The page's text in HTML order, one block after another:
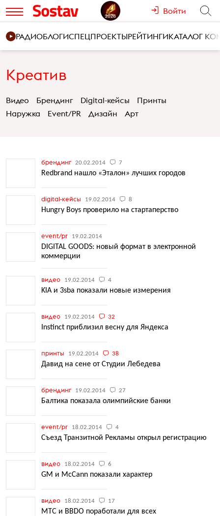
Войти
РАДИОБЛОГИСПЕЦПРОЕКТЫРЕЙТИНГИКАТАЛОГ
Креатив
Видео Брендинг Digital-кейсы
Принты
Наружка
Event/PR Дизайн Арт
брендинг 20.02.2014 7
Redbrand нашло «Эталон» лучших городов
digital-кейсы 19.02.2014 8
Hungry Boys проверило на стартаперство
event/pr 19.02.2014
DIGITAL GOODS: новый формат в электронной
коммерции
видео 19.02.2014 4
KIA и 3sba показали новые измерения
видео 19.02.2014 32
Instinct приблизил весну для Яндекса
принты 19.02.2014 38
Давид на сене от Студии Лебедева
брендинг 19.02.2014 27
Балтика показала олимпийские банки
event/pr 18.02.2014 4
Съезд Транзитной Рекламы открыл регистрацию
видео 18.02.2014 6
GM и McCann показали характер
видео 18.02.2014 17
МТС и BBDO поработали для всех